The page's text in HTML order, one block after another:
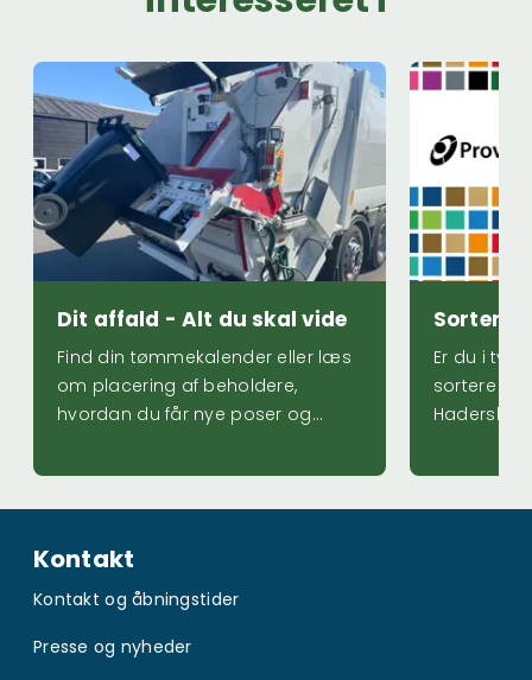
Dit affald - Alt du skal vide
Find din tømmekalender eller læs
om placering af beholdere,
hvordan du får nye poser og
Dit affald - Alt du skal vide
Er du i
sortere
Haderslev
Kontakt
Kontakt og åbningstider
Presse og nyheder